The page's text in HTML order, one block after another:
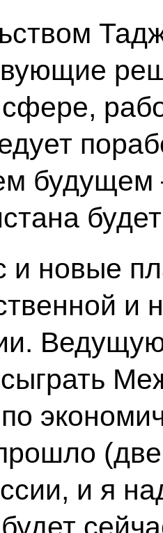
сфере,
будущем
и новые
и
и я